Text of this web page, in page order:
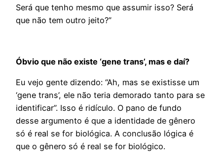
Será que tenho mesmo que assumir isso? Será
que não tem outro jeito?”
Óbvio que não existe ‘gene trans’, mas e daí?
Eu vejo gente dizendo: “Ah, mas se existisse um
‘gene trans’, ele não teria demorado tanto para se
identificar”. Isso é ridículo. O pano de fundo
desse argumento é que a identidade de gênero
só é real se for biológica. A conclusão lógica é
que o gênero só é real se for biológico.